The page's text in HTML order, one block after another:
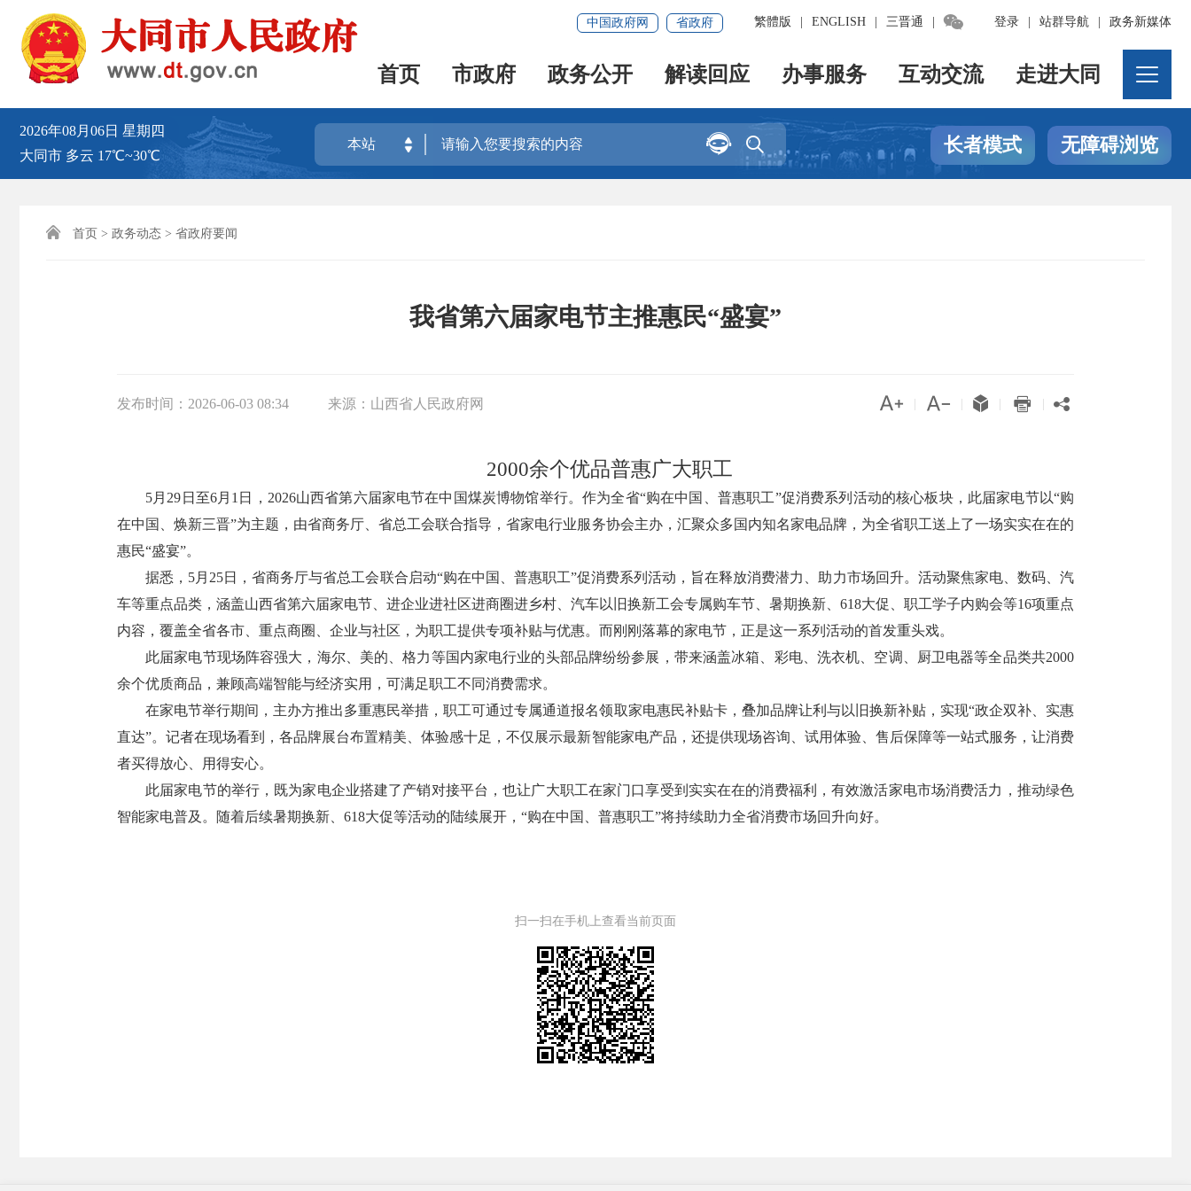
登录 站群导航 政务新媒体
繁體版 ENGLISH 三晋通 
中国政府网 省政府
首页 市政府 政务公开 解读回应 办事服务 互动交流 走进大同
2026年08月06日 星期四
大同市 多云 17℃~30℃
本站 
 长者模式 无障碍浏览
 首页 > 政务动态 > 省政府要闻
我省第六届家电节主推惠民“盛宴”
发布时间： 2026-06-03 08:34 来源： 山西省人民政府网     
2000余个优品普惠广大职工
5月29日至6月1日，2026山西省第六届家电节在中国煤炭博物馆举行。作为全省“购在中国、普惠职工”促消费系列活动的核心板块，此届家电节以“购
在中国、焕新三晋”为主题，由省商务厅、省总工会联合指导，省家电行业服务协会主办，汇聚众多国内知名家电品牌，为全省职工送上了一场实实在在的
惠民“盛宴”。
据悉，5月25日，省商务厅与省总工会联合启动“购在中国、普惠职工”促消费系列活动，旨在释放消费潜力、助力市场回升。活动聚焦家电、数码、汽
车等重点品类，涵盖山西省第六届家电节、进企业进社区进商圈进乡村、汽车以旧换新工会专属购车节、暑期换新、618大促、职工学子内购会等16项重点
内容，覆盖全省各市、重点商圈、企业与社区，为职工提供专项补贴与优惠。而刚刚落幕的家电节，正是这一系列活动的首发重头戏。
此届家电节现场阵容强大，海尔、美的、格力等国内家电行业的头部品牌纷纷参展，带来涵盖冰箱、彩电、洗衣机、空调、厨卫电器等全品类共2000
余个优质商品，兼顾高端智能与经济实用，可满足职工不同消费需求。
在家电节举行期间，主办方推出多重惠民举措，职工可通过专属通道报名领取家电惠民补贴卡，叠加品牌让利与以旧换新补贴，实现“政企双补、实惠
直达”。记者在现场看到，各品牌展台布置精美、体验感十足，不仅展示最新智能家电产品，还提供现场咨询、试用体验、售后保障等一站式服务，让消费
者买得放心、用得安心。
此届家电节的举行，既为家电企业搭建了产销对接平台，也让广大职工在家门口享受到实实在在的消费福利，有效激活家电市场消费活力，推动绿色
智能家电普及。随着后续暑期换新、618大促等活动的陆续展开，“购在中国、普惠职工”将持续助力全省消费市场回升向好。
扫一扫在手机上查看当前页面